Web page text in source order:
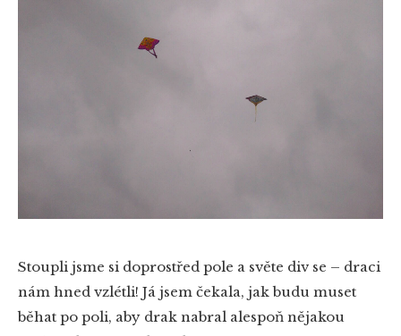
Stoupli jsme si doprostřed pole a světe div se – draci
nám hned vzlétli! Já jsem čekala, jak budu muset
běhat po poli, aby drak nabral alespoň nějakou